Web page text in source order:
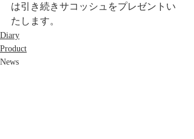
は引き続きサコッシュをプレゼントい
たします。
Diary
Product
News